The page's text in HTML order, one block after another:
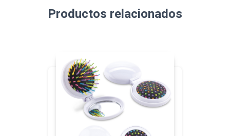
Productos relacionados